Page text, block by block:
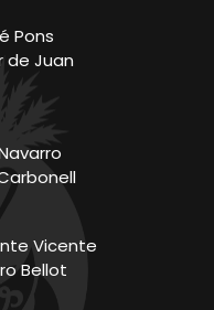
Pons
de Juan
Vicente
Bellot